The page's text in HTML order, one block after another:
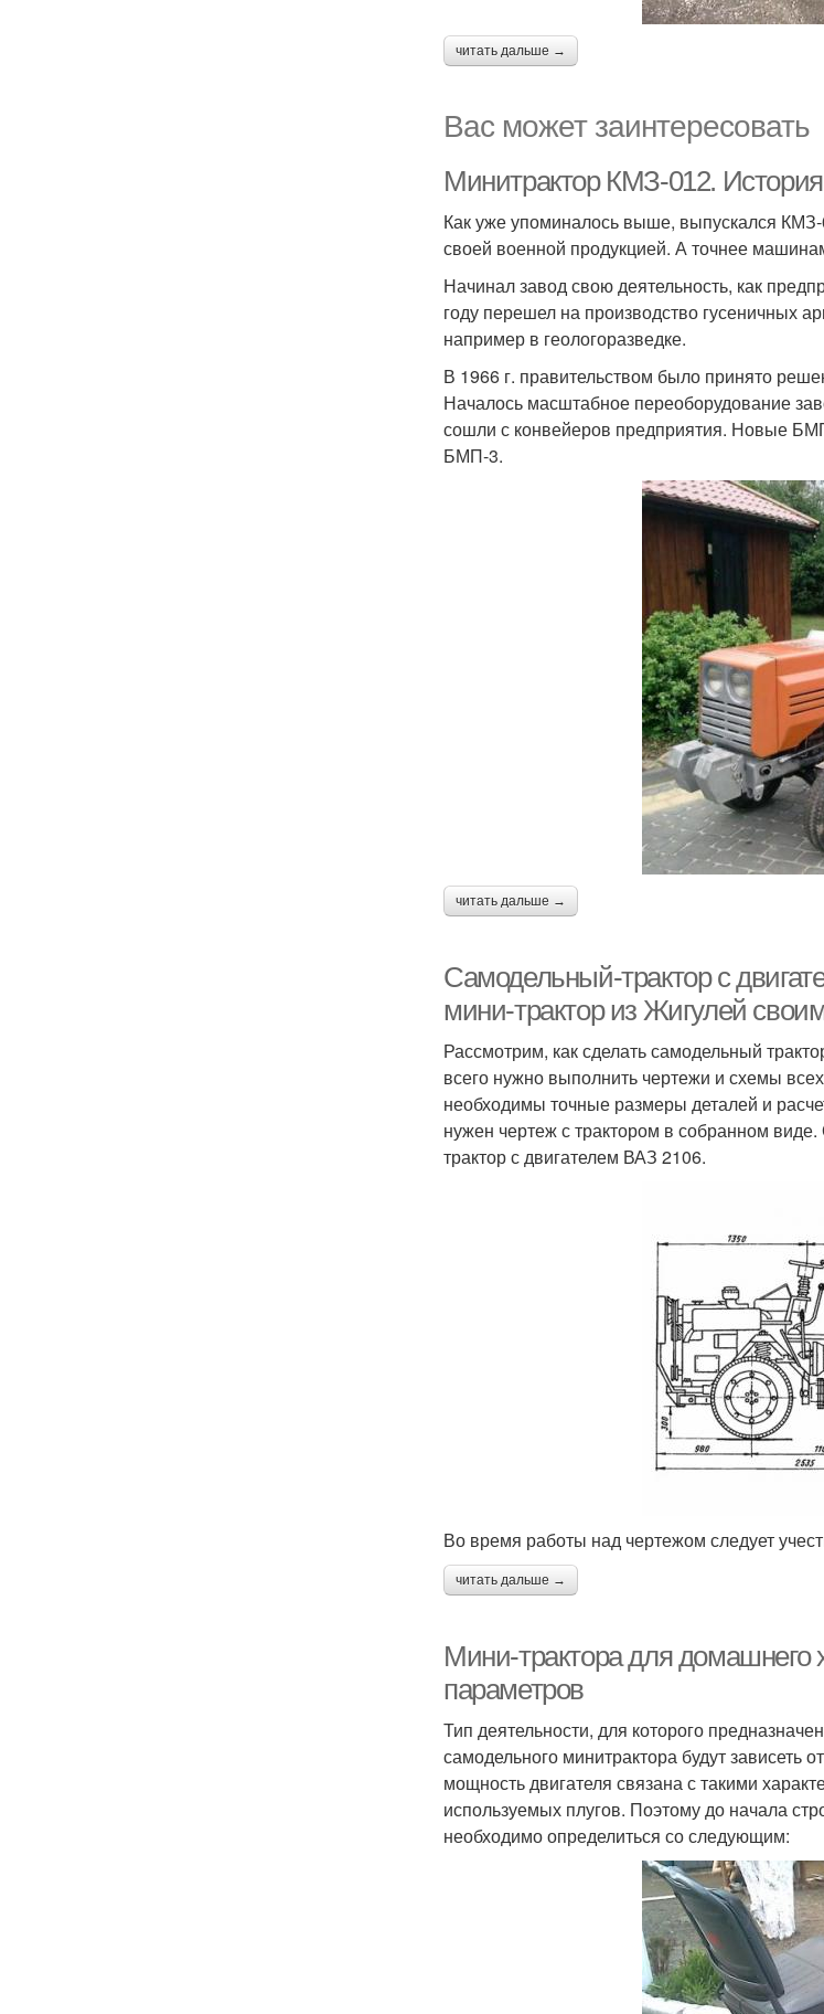
читать дальше →
Вас может заинтересовать
Минитрактор КМЗ-012.
Как уже упоминалось выше, выпускался
своей военной продукцией. А точнее
Начинал завод свою деятельность, как
году перешел на производство гусеничных
например в геологоразведке.
В 1966 г. правительством было принято
Началось масштабное переоборудование
сошли с конвейеров предприятия. Новые
БМП-3.
читать дальше →
Самодельный-трактор с
мини-трактор из Жигулей
Рассмотрим, как сделать самодельный
всего нужно выполнить чертежи и схемы
необходимы точные размеры деталей и
нужен чертеж с трактором в собранном
трактор с двигателем ВАЗ 2106.
Во время работы над чертежом следует
читать дальше →
Мини-трактора для домашнего
параметров
Тип деятельности, для которого
самодельного минитрактора будут зависеть
мощность двигателя связана с такими
используемых плугов. Поэтому до начала
необходимо определиться со следующим: